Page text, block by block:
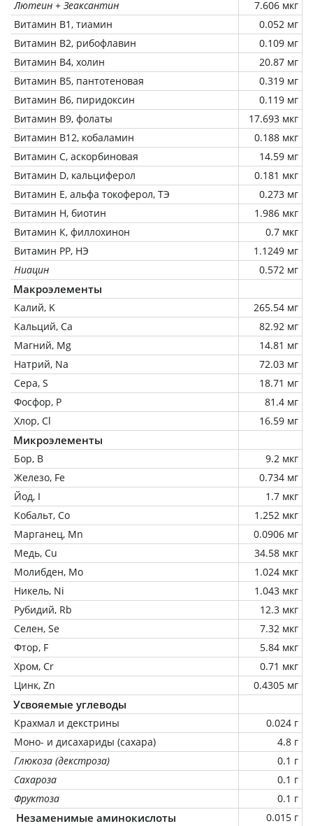
Лютеин + Зеаксантин
7.606 мкг
Витамин В1, тиамин
0.052 мг
Витамин В2, рибофлавин
0.109 мг
Витамин В4, холин
20.87 мг
Витамин В5, пантотеновая
0.319 мг
Витамин В6, пиридоксин
0.119 мг
Витамин В9, фолаты
17.693 мкг
Витамин В12, кобаламин
0.188 мкг
Витамин C, аскорбиновая
14.59 мг
Витамин D, кальциферол
0.181 мкг
Витамин Е, альфа токоферол, ТЭ
0.273 мг
Витамин Н, биотин
1.986 мкг
Витамин К, филлохинон
0.7 мкг
Витамин РР, НЭ
1.1249 мг
Ниацин
0.572 мг
Макроэлементы
Калий, K
265.54 мг
Кальций, Ca
82.92 мг
Магний, Mg
14.81 мг
Натрий, Na
72.03 мг
Сера, S
18.71 мг
Фосфор, P
81.4 мг
Хлор, Cl
16.59 мг
Микроэлементы
Бор, B
9.2 мкг
Железо, Fe
0.734 мг
Йод, I
1.7 мкг
Кобальт, Co
1.252 мкг
Марганец, Mn
0.0906 мг
Медь, Cu
34.58 мкг
Молибден, Mo
1.024 мкг
Никель, Ni
1.043 мкг
Рубидий, Rb
12.3 мкг
Селен, Se
7.32 мкг
Фтор, F
5.84 мкг
Хром, Cr
0.71 мкг
Цинк, Zn
0.4305 мг
Усвояемые углеводы
Крахмал и декстрины
0.024 г
Моно- и дисахариды (сахара)
4.8 г
Глюкоза (декстроза)
0.1 г
Сахароза
0.1 г
Фруктоза
0.1 г
Незаменимые аминокислоты
0.015 г